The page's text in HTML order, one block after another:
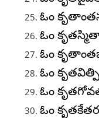
ఓం
ఓం
ఓం
ఓం
ఓం
ఓం